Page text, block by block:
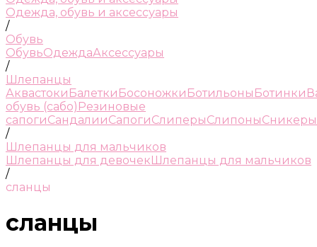
Одежда, обувь и аксессуары
/
Обувь
ОбувьОдеждаАксессуары
/
Шлепанцы
Аквастоки Балетки Босоножки Ботильоны Ботинки
обувь (сабо) Резиновые
сапогиСандалииСапогиСлиперыСлипоныСникеры
/
Шлепанцы для мальчиков
Шлепанцы для девочекШлепанцы для мальчиков
/
сланцы
сланцы